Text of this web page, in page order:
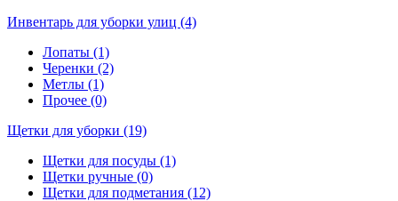
Инвентарь для уборки улиц (4)
Лопаты (1)
Черенки (2)
Метлы (1)
Прочее (0)
Щетки для уборки (19)
Щетки для посуды (1)
Щетки ручные (0)
Щетки для подметания (12)